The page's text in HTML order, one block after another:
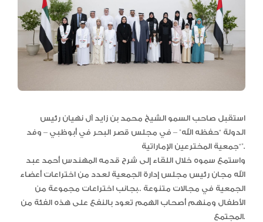
استقبل صاحب السمو الشيخ محمد بن زايد آل نهيان رئيس
الدولة “حفظه الله” – في مجلس قصر البحر في أبوظبي – وفد
“جمعية المخترعين الإماراتية”.
واستمع سموه خلال اللقاء إلى شرح قدمه المهندس أحمد عبد
الله مجان رئيس مجلس إدارة الجمعية لعدد من اختراعات أعضاء
الجمعية في مجالات متنوعة ..بجانب اختراعات مجموعة من
الأطفال ومنهم أصحاب الهمم تعود بالنفع على هذه الفئة من
المجتمع.